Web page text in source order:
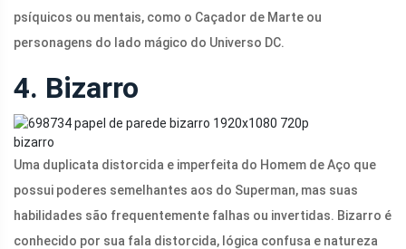
psíquicos ou mentais, como o Caçador de Marte ou
personagens do lado mágico do Universo DC.
4. Bizarro
bizarro
Uma duplicata distorcida e imperfeita do Homem de Aço que
possui poderes semelhantes aos do Superman, mas suas
habilidades são frequentemente falhas ou invertidas. Bizarro é
conhecido por sua fala distorcida, lógica confusa e natureza